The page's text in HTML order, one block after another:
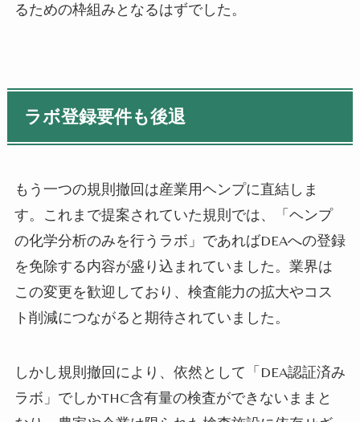
るための枠組みとなるはずでした。
ラボ登録要件も後退
もう一つの規則撤回は産業用ヘンプに直結しま
す。これまで提案されていた規則では、「ヘンプ
の化学分析のみを行うラボ」であればDEAへの登録
を免除する内容が盛り込まれていました。業界は
この変更を歓迎しており、検査能力の拡大やコス
ト削減につながると期待されていました。
しかし規則撤回により、依然として「DEA認証済み
ラボ」でしかTHC含有量の検査ができないままと